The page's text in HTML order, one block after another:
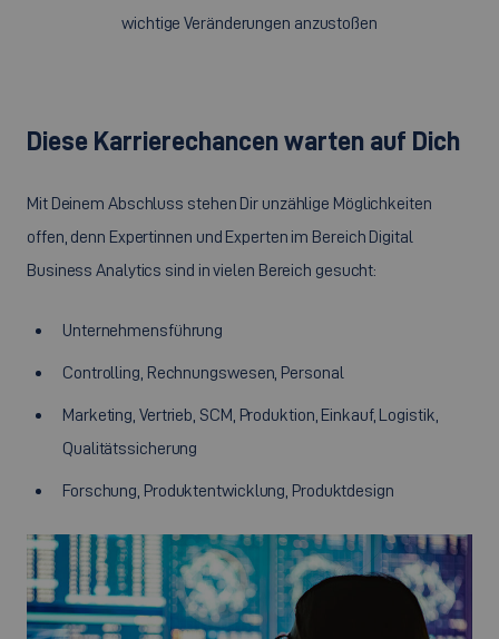
wichtige Veränderungen anzustoßen
Diese Karrierechancen warten auf Dich
Mit Deinem Abschluss stehen Dir unzählige Möglichkeiten
offen, denn Expertinnen und Experten im Bereich Digital
Business Analytics sind in vielen Bereich gesucht:
Unternehmensführung
Controlling, Rechnungswesen, Personal
Marketing, Vertrieb, SCM, Produktion, Einkauf, Logistik,
Qualitätssicherung
Forschung, Produktentwicklung, Produktdesign